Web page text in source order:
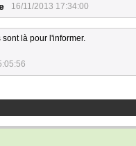
16/11/2013 17:34:00
là pour l'informer.